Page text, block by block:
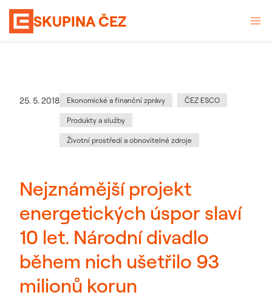
SKUPINA ČEZ
Datum zveřejnění
25. 5. 2018Kategorie:
Ekonomické a finanční zprávy ČEZ ESCO
Produkty a služby
Životní prostředí a obnovitelné zdroje
Nejznámější projekt
energetických úspor slaví
10 let. Národní divadlo
během nich ušetřilo 93
milionů korun